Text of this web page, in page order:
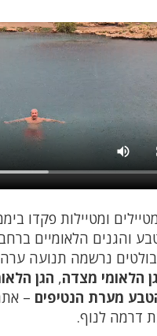
מטיילים ומטיילות פקדו
והגנים הלאומיים
נרשמה תנועה
הלאומי מצדה, הגן
מערת הנטיפים –
דרמה לנוף.